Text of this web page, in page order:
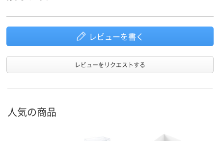
レビューを書く
レビューをリクエストする
人気の商品